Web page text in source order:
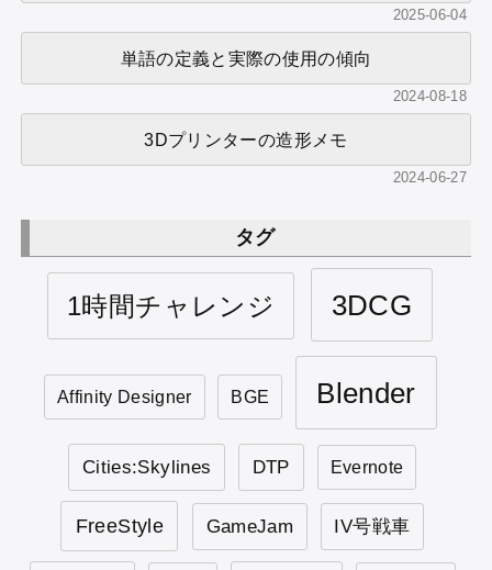
2025-06-04
単語の定義と実際の使用の傾向
2024-08-18
3Dプリンターの造形メモ
2024-06-27
タグ
1時間チャレンジ 3DCG
Affinity Designer BGE Blender
Cities:Skylines DTP Evernote
FreeStyle GameJam IV号戦車